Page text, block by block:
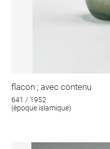
flacon ; avec contenu
641 / 1952
(époque islamique)